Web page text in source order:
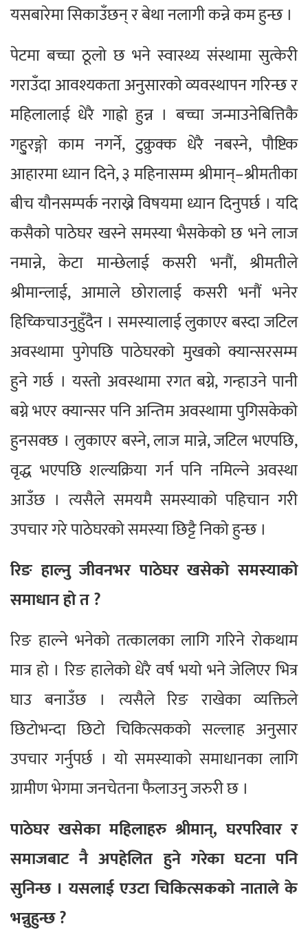
यसबारेमा सिकाउँछन् र बेथा नलागी कन्ने कम हुन्छ ।
पेटमा बच्चा ठूलो छ भने स्वास्थ्य संस्थामा सुत्केरी
गराउँदा आवश्यकता अनुसारको व्यवस्थापन गरिन्छ र
महिलालाई धेरै गाह्रो हुन्न । बच्चा जन्माउनेबित्तिकै
गहु्रङ्गो काम नगर्ने, टुक्रुक्क धेरै नबस्ने, पौष्टिक
आहारमा ध्यान दिने, ३ महिनासम्म श्रीमान्–श्रीमतीका
बीच यौनसम्पर्क नराख्ने विषयमा ध्यान दिनुपर्छ । यदि
कसैको पाठेघर खस्ने समस्या भैसकेको छ भने लाज
नमान्ने, केटा मान्छेलाई कसरी भनौं, श्रीमतीले
श्रीमान्लाई, आमाले छोरालाई कसरी भनौं भनेर
हिच्किचाउनुहुँदैन । समस्यालाई लुकाएर बस्दा जटिल
अवस्थामा पुगेपछि पाठेघरको मुखको क्यान्सरसम्म
हुने गर्छ । यस्तो अवस्थामा रगत बग्ने, गन्हाउने पानी
बग्ने भएर क्यान्सर पनि अन्तिम अवस्थामा पुगिसकेको
हुनसक्छ । लुकाएर बस्ने, लाज मान्ने, जटिल भएपछि,
वृद्ध भएपछि शल्यक्रिया गर्न पनि नमिल्ने अवस्था
आउँछ । त्यसैले समयमै समस्याको पहिचान गरी
उपचार गरे पाठेघरको समस्या छिट्टै निको हुन्छ ।
रिङ हाल्नु जीवनभर पाठेघर खसेको समस्याको
समाधान हो त ?
रिङ हाल्ने भनेको तत्कालका लागि गरिने रोकथाम
मात्र हो । रिङ हालेको धेरै वर्ष भयो भने जेलिएर भित्र
घाउ बनाउँछ । त्यसैले रिङ राखेका व्यक्तिले
छिटोभन्दा छिटो चिकित्सकको सल्लाह अनुसार
उपचार गर्नुपर्छ । यो समस्याको समाधानका लागि
ग्रामीण भेगमा जनचेतना फैलाउनु जरुरी छ ।
पाठेघर खसेका महिलाहरु श्रीमान्, घरपरिवार र
समाजबाट नै अपहेलित हुने गरेका घटना पनि
सुनिन्छ । यसलाई एउटा चिकित्सकको नाताले के
भन्नुहुन्छ ?